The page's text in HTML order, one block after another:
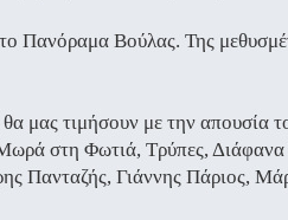
Πανόραμα Βούλας. Της
μας τιμήσουν με την απουσία
στη Φωτιά, Τρύπες,
Πανταζής, Γιάννης Πάριος,